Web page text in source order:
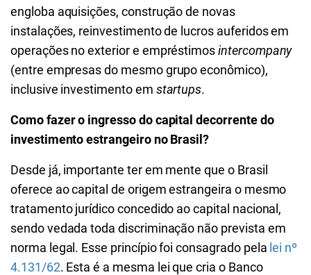
engloba aquisições, construção de novas
instalações, reinvestimento de lucros auferidos em
operações no exterior e empréstimosintercompany
(entre empresas do mesmo grupo econômico),
inclusive investimento em startups.
Como fazer o ingresso do capital decorrente do
investimento estrangeiro no Brasil?
Desde já, importante ter em mente que o Brasil
oferece ao capital de origem estrangeira o mesmo
tratamento jurídico concedido ao capital nacional,
sendo vedada toda discriminação não prevista em
norma legal. Esse princípio foi consagrado pela lei nº
4.131/62. Esta é a mesma lei que cria o Banco